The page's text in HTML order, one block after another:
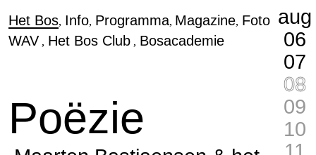
Het Bos Info Programma Magazine Foto
WAV
Het Bos Club Bosacademie
Poëzie
aug
06
07
08
09
10